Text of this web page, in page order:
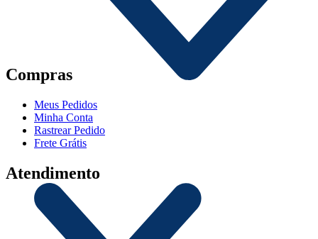
Compras
Meus Pedidos
Minha Conta
Rastrear Pedido
Frete Grátis
Atendimento